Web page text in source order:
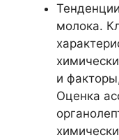
молока.
и
Оценка